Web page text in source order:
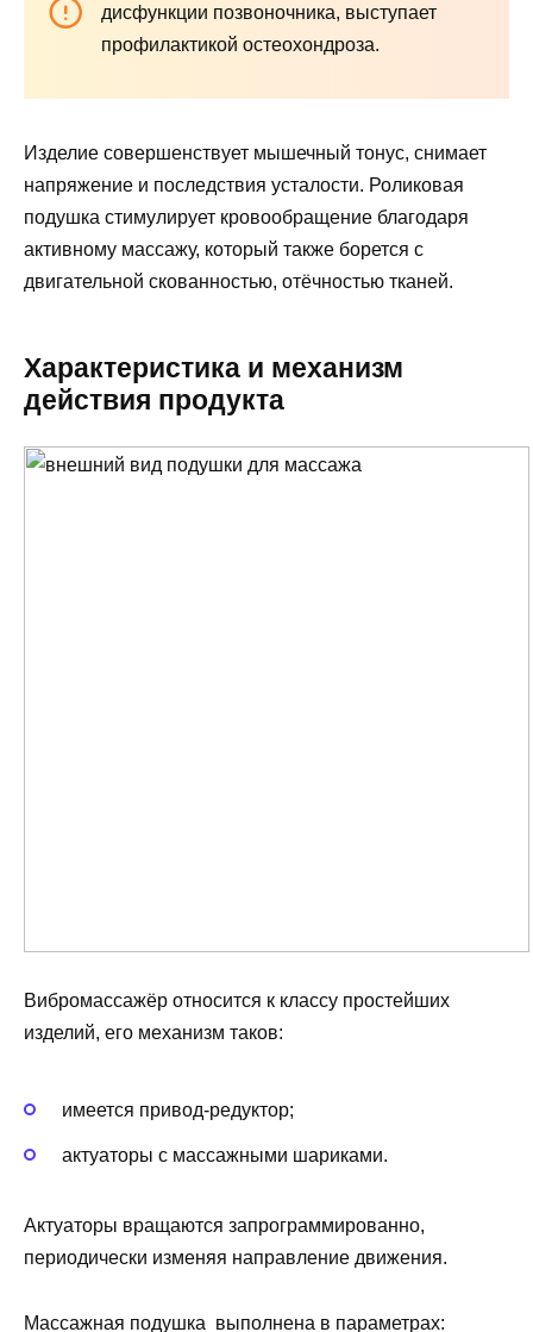
дисфункции позвоночника, выступает
профилактикой остеохондроза.
Изделие совершенствует мышечный тонус, снимает
напряжение и последствия усталости. Роликовая
подушка стимулирует кровообращение благодаря
активному массажу, который также борется с
двигательной скованностью, отёчностью тканей.
Характеристика и механизм
действия продукта
Вибромассажёр относится к классу простейших
изделий, его механизм таков:
имеется привод-редуктор;
актуаторы с массажными шариками.
Актуаторы вращаются запрограммированно,
периодически изменяя направление движения.
Массажная подушка выполнена в параметрах: